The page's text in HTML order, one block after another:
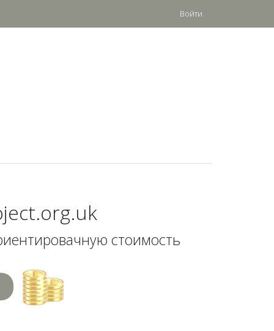
Войти
стоимость